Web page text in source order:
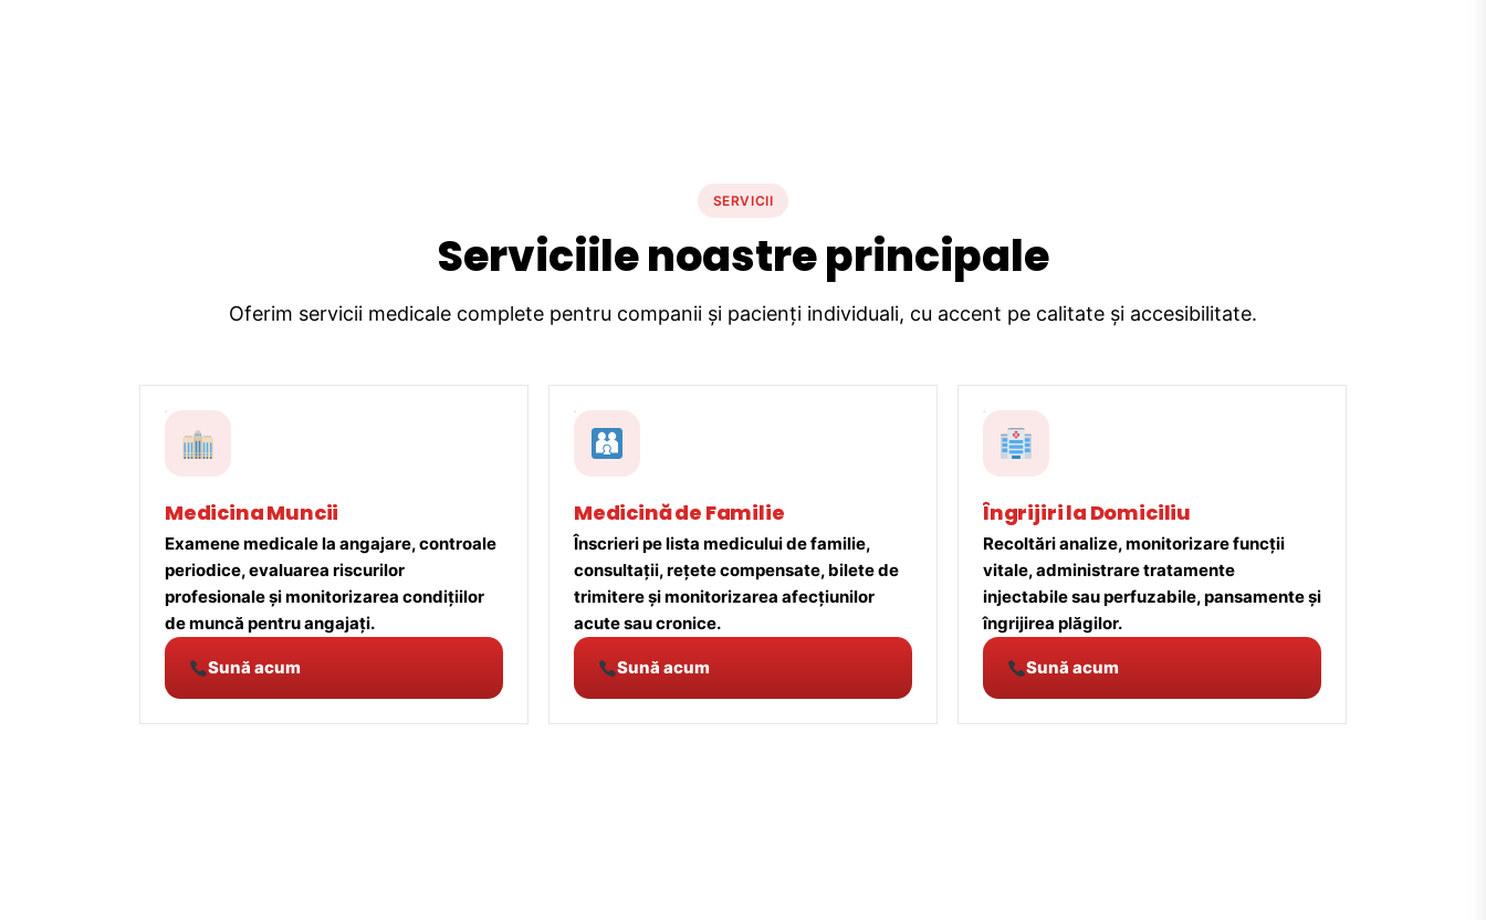
SERVICII
Serviciile noastre principale
Oferim servicii medicale complete pentru companii și pacienți individuali, cu accent pe calitate și accesibilitate.
Medicina Muncii
Examene medicale la angajare, controale
periodice, evaluarea riscurilor
profesionale și monitorizarea condițiilor
de muncă pentru angajați.
Sună acum
Medicină de Familie
Înscrieri pe lista medicului de familie,
consultații, rețete compensate, bilete de
trimitere și monitorizarea afecțiunilor
acute sau cronice.
Sună acum
Îngrijiri la Domiciliu
Recoltări analize, monitorizare funcții
vitale, administrare tratamente
injectabile sau perfuzabile, pansamente și
îngrijirea plăgilor.
Sună acum